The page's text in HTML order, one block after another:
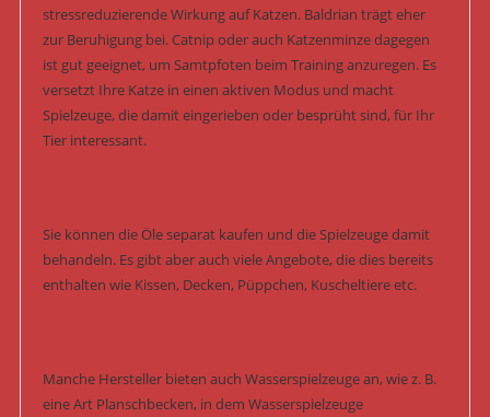
stressreduzierende Wirkung auf Katzen. Baldrian trägt eher
zur Beruhigung bei. Catnip oder auch Katzenminze dagegen
ist gut geeignet, um Samtpfoten beim Training anzuregen. Es
versetzt Ihre Katze in einen aktiven Modus und macht
Spielzeuge, die damit eingerieben oder besprüht sind, für Ihr
Tier interessant.
Sie können die Öle separat kaufen und die Spielzeuge damit
behandeln. Es gibt aber auch viele Angebote, die dies bereits
enthalten wie Kissen, Decken, Püppchen, Kuscheltiere etc.
Manche Hersteller bieten auch Wasserspielzeuge an, wie z. B.
eine Art Planschbecken, in dem Wasserspielzeuge